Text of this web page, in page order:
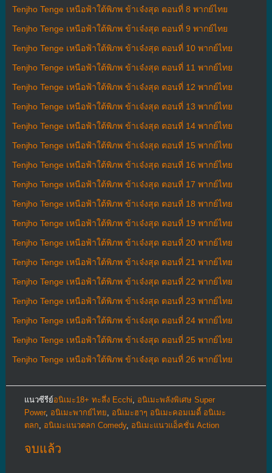
Tenjho Tenge เหนือฟ้าใต้พิภพ ข้าเจ๋งสุด ตอนที่ 8 พากย์ไทย
Tenjho Tenge เหนือฟ้าใต้พิภพ ข้าเจ๋งสุด ตอนที่ 9 พากย์ไทย
Tenjho Tenge เหนือฟ้าใต้พิภพ ข้าเจ๋งสุด ตอนที่ 10 พากย์ไทย
Tenjho Tenge เหนือฟ้าใต้พิภพ ข้าเจ๋งสุด ตอนที่ 11 พากย์ไทย
Tenjho Tenge เหนือฟ้าใต้พิภพ ข้าเจ๋งสุด ตอนที่ 12 พากย์ไทย
Tenjho Tenge เหนือฟ้าใต้พิภพ ข้าเจ๋งสุด ตอนที่ 13 พากย์ไทย
Tenjho Tenge เหนือฟ้าใต้พิภพ ข้าเจ๋งสุด ตอนที่ 14 พากย์ไทย
Tenjho Tenge เหนือฟ้าใต้พิภพ ข้าเจ๋งสุด ตอนที่ 15 พากย์ไทย
Tenjho Tenge เหนือฟ้าใต้พิภพ ข้าเจ๋งสุด ตอนที่ 16 พากย์ไทย
Tenjho Tenge เหนือฟ้าใต้พิภพ ข้าเจ๋งสุด ตอนที่ 17 พากย์ไทย
Tenjho Tenge เหนือฟ้าใต้พิภพ ข้าเจ๋งสุด ตอนที่ 18 พากย์ไทย
Tenjho Tenge เหนือฟ้าใต้พิภพ ข้าเจ๋งสุด ตอนที่ 19 พากย์ไทย
Tenjho Tenge เหนือฟ้าใต้พิภพ ข้าเจ๋งสุด ตอนที่ 20 พากย์ไทย
Tenjho Tenge เหนือฟ้าใต้พิภพ ข้าเจ๋งสุด ตอนที่ 21 พากย์ไทย
Tenjho Tenge เหนือฟ้าใต้พิภพ ข้าเจ๋งสุด ตอนที่ 22 พากย์ไทย
Tenjho Tenge เหนือฟ้าใต้พิภพ ข้าเจ๋งสุด ตอนที่ 23 พากย์ไทย
Tenjho Tenge เหนือฟ้าใต้พิภพ ข้าเจ๋งสุด ตอนที่ 24 พากย์ไทย
Tenjho Tenge เหนือฟ้าใต้พิภพ ข้าเจ๋งสุด ตอนที่ 25 พากย์ไทย
Tenjho Tenge เหนือฟ้าใต้พิภพ ข้าเจ๋งสุด ตอนที่ 26 พากย์ไทย
แนวซีรีย์อนิเมะ18+ ทะลึ่ง Ecchi
อนิเมะพลังพิเศษ Super
Power, อนิเมะพากย์ไทย
อนิเมะฮาๆ อนิเมะคอมเมดี้ อนิเมะ
ตลก
อนิเมะแนวตลก Comedy, อนิเมะแนวแอ็คชั่น Action
จบแล้ว